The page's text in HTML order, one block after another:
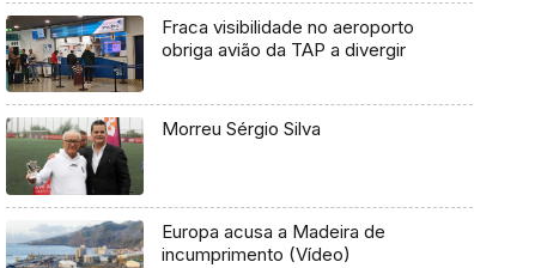
Fraca visibilidade no aeroporto
obriga avião da TAP a divergir
Morreu Sérgio Silva
Europa acusa a Madeira de
incumprimento (Vídeo)